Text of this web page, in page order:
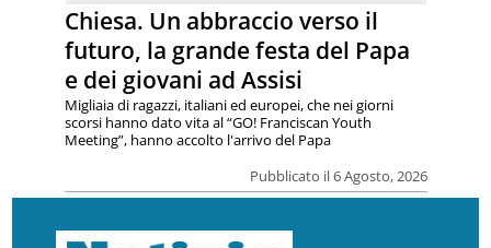
Chiesa. Un abbraccio verso il
futuro, la grande festa del Papa
e dei giovani ad Assisi
Pubblicato il 6 Agosto, 2026
Migliaia di ragazzi, italiani ed europei, che nei giorni
scorsi hanno dato vita al “GO! Franciscan Youth
Meeting”, hanno accolto l'arrivo del Papa